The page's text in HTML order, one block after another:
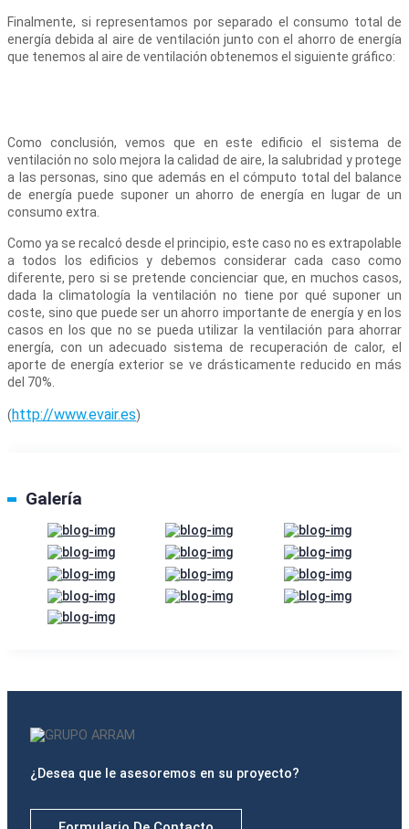
Finalmente, si representamos por separado el consumo total de
energía debida al aire de ventilación junto con el ahorro de energía
que tenemos al aire de ventilación obtenemos el siguiente gráfico:
Como conclusión, vemos que en este edificio el sistema de
ventilación no solo mejora la calidad de aire, la salubridad y protege
a las personas, sino que además en el cómputo total del balance
de energía puede suponer un ahorro de energía en lugar de un
consumo extra.
Como ya se recalcó desde el principio, este caso no es extrapolable
a todos los edificios y debemos considerar cada caso como
diferente, pero si se pretende concienciar que, en muchos casos,
dada la climatología la ventilación no tiene por qué suponer un
coste, sino que puede ser un ahorro importante de energía y en los
casos en los que no se pueda utilizar la ventilación para ahorrar
energía, con un adecuado sistema de recuperación de calor, el
aporte de energía exterior se ve drásticamente reducido en más
del 70%.
(http://www.evair.es)
Galería
¿Desea que le asesoremos en su proyecto?